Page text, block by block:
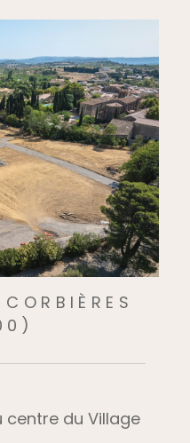
centre du Village